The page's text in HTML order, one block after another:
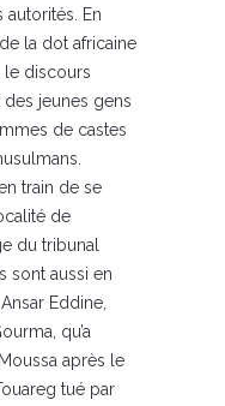
En
la dot africaine
le discours
jeunes gens
de castes
train de se
de
du tribunal
sont aussi en
Eddine,
qu’a
après le
tué par